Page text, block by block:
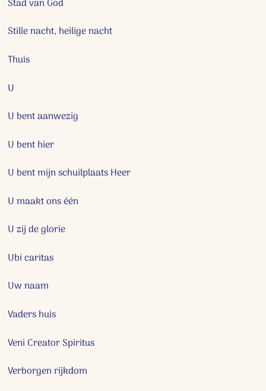
Stad van God
Stille nacht, heilige nacht
Thuis
U
U bent aanwezig
U bent hier
U bent mijn schuilplaats Heer
U maakt ons één
U zij de glorie
Ubi caritas
Uw naam
Vaders huis
Veni Creator Spiritus
Verborgen rijkdom